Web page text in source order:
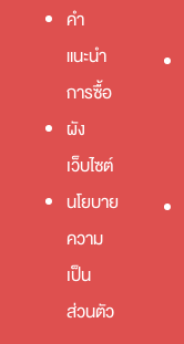
คำ
แนะนำ
การซื้อ
ผัง
เว็บไซต์
นโยบาย
ความ
เป็น
ส่วนตัว